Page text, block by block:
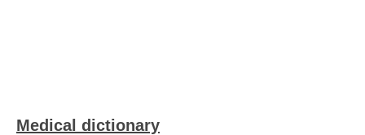
Medical dictionary